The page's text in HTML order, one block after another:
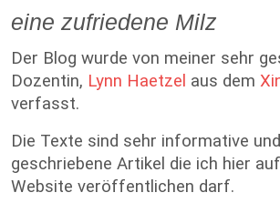
eine zufriedene Milz
Der Blog wurde von meiner sehr
Dozentin, Lynn Haetzel aus dem
verfasst.
Die Texte sind sehr informative
geschriebene Artikel die ich hier
Website veröffentlichen darf.